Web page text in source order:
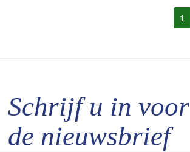
1
Schrijf u in voor
de nieuwsbrief